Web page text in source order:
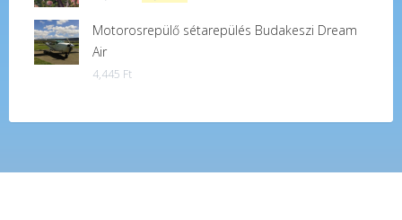
was:
is:
Motorosrepülő sétarepülés Budakeszi Dream
Air
4,445 Ft